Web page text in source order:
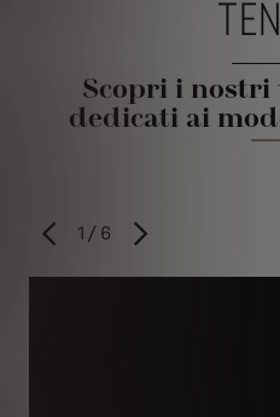
Scopri i
dedicati ai
PREVIOUS
1 / 6 AVANTI